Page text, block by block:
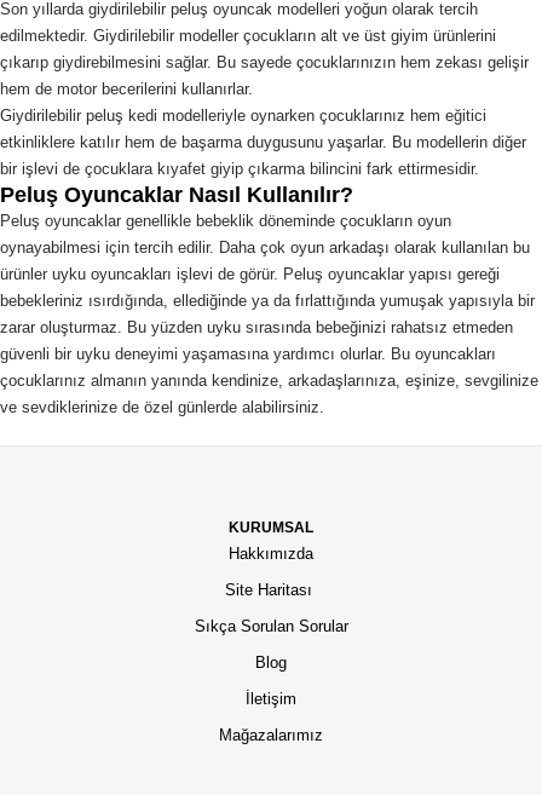
Son yıllarda giydirilebilir peluş oyuncak modelleri yoğun olarak tercih
edilmektedir. Giydirilebilir modeller çocukların alt ve üst giyim ürünlerini
çıkarıp giydirebilmesini sağlar. Bu sayede çocuklarınızın hem zekası gelişir
hem de motor becerilerini kullanırlar.
Giydirilebilir peluş kedi modelleriyle oynarken çocuklarınız hem eğitici
etkinliklere katılır hem de başarma duygusunu yaşarlar. Bu modellerin diğer
bir işlevi de çocuklara kıyafet giyip çıkarma bilincini fark ettirmesidir.
Peluş Oyuncaklar Nasıl Kullanılır?
Peluş oyuncaklar genellikle bebeklik döneminde çocukların oyun
oynayabilmesi için tercih edilir. Daha çok oyun arkadaşı olarak kullanılan bu
ürünler uyku oyuncakları işlevi de görür. Peluş oyuncaklar yapısı gereği
bebekleriniz ısırdığında, ellediğinde ya da fırlattığında yumuşak yapısıyla bir
zarar oluşturmaz. Bu yüzden uyku sırasında bebeğinizi rahatsız etmeden
güvenli bir uyku deneyimi yaşamasına yardımcı olurlar. Bu oyuncakları
çocuklarınız almanın yanında kendinize, arkadaşlarınıza, eşinize, sevgilinize
ve sevdiklerinize de özel günlerde alabilirsiniz.
KURUMSAL
Hakkımızda
Site Haritası
Sıkça Sorulan Sorular
Blog
İletişim
Mağazalarımız